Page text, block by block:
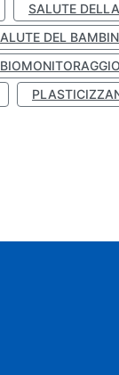
SALUTE
DEL
BIOMONITORAGGIO